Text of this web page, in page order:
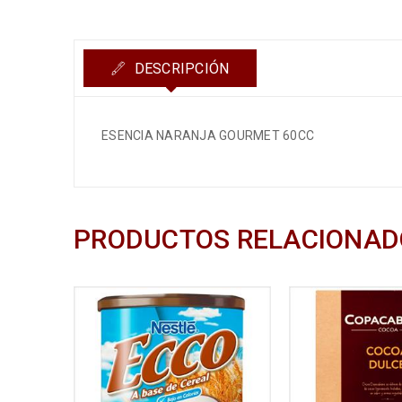
DESCRIPCIÓN
ESENCIA NARANJA GOURMET 60CC
PRODUCTOS